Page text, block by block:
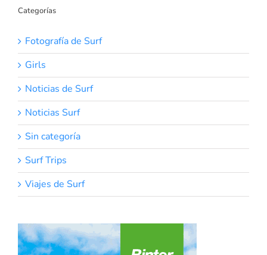
Categorías
Fotografía de Surf
Girls
Noticias de Surf
Noticias Surf
Sin categoría
Surf Trips
Viajes de Surf